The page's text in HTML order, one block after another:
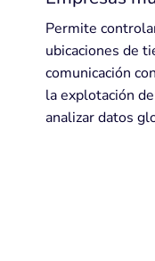
Permite
ubicaciones de
comunicación
la explotación
analizar datos